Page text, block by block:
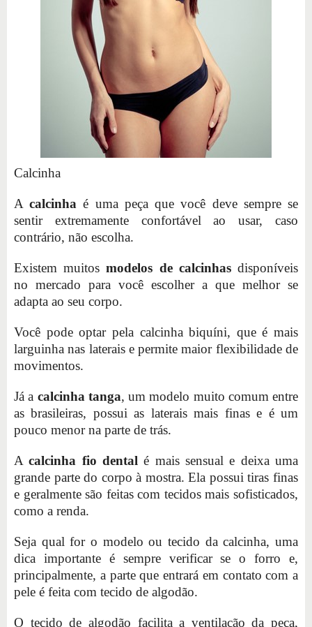
Calcinha
Acalcinha é uma peça que você deve sempre se
sentir extremamente confortável ao usar, caso
contrário, não escolha.
Existem muitosmodelos de calcinhasdisponíveis
no mercado para você escolher a que melhor se
adapta ao seu corpo.
Você pode optar pela calcinha biquíni, que é mais
larguinha nas laterais e permite maior flexibilidade de
movimentos.
Já a calcinha tanga, um modelo muito comum entre
as brasileiras, possui as laterais mais finas e é um
pouco menor na parte de trás.
Acalcinha fio dental é mais sensual e deixa uma
grande parte do corpo à mostra. Ela possui tiras finas
e geralmente são feitas com tecidos mais sofisticados,
como a renda.
Seja qual for o modelo ou tecido da calcinha, uma
dica importante é sempre verificar se o forro e,
principalmente, a parte que entrará em contato com a
pele é feita com tecido de algodão.
O tecido de algodão facilita a ventilação da peça,